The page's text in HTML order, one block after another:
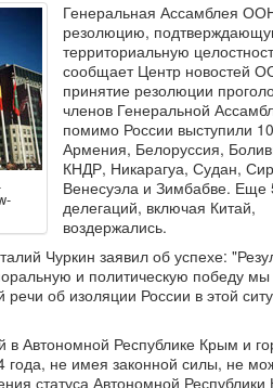
Генеральная Ассамблея
резолюцию,
территориальную
сообщает Центр новостей
принятие резолюции
членов Генеральной
помимо России выступили
Армения, Белоруссия,
КНДР, Никарагуа, Судан,
Венесуэла и Зимбабве. Еще
делегаций, включая Китай,
воздержались.
Чуркин заявил об успехе:
и политическую победу
об изоляции России в этой
Автономной Республике Крым и
года, не имея законной силы, не
статуса Автономной